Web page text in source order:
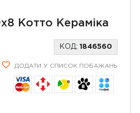
Котто Кераміка
КОД: 1846560
ДОДАТИ У СПИСОК ПОБАЖАНЬ
6